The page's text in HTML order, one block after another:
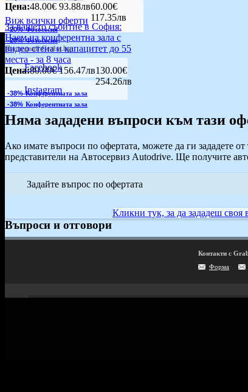
Цена:48.00€ 93.88лв60.00€
117.35лв
-20% Фотосесия
-20% Фотосесия
За вашето събитие в София:
Наем на конферентна зала с
видео стена и капацитет до 55
места - за 8 часа
Цена:80.00€156.47лв130.00€
254.26лв
-38% Конферентната зала
-38% Конферентната зала
Виж всички оферти
Последвай Grabo.bg:
Facebook
Instagram
Няма зададени въпроси към тази
Ако имате въпроси по офертата, можете да ги зададете
представители на Автосервиз Autodrive. Ще получите
Задайте въпрос по офертата
Въпроси и отговори
Кликни тук, за да зададеш своя
Контакти с
Форма